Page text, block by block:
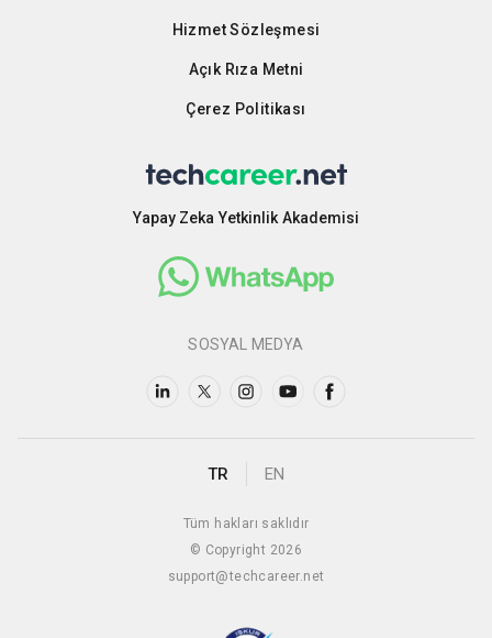
Hizmet Sözleşmesi
Açık Rıza Metni
Çerez Politikası
Yapay Zeka Yetkinlik Akademisi
SOSYAL MEDYA
TR EN
Tüm hakları saklıdır
© Copyright 2026
support@techcareer.net